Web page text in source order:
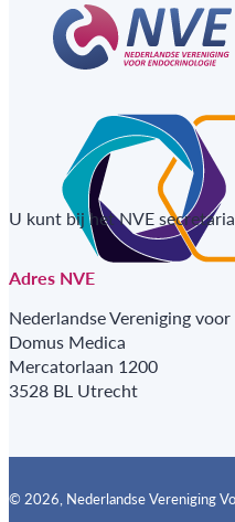
U kunt bij het NVE
Adres NVE
Nederlandse Vereniging
Domus Medica
Mercatorlaan 1200
3528 BL Utrecht
© 2026, Nederlandse Vereniging